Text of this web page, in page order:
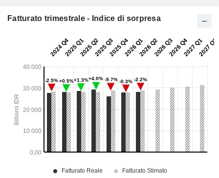
Fatturato trimestrale - Indice di sorpresa